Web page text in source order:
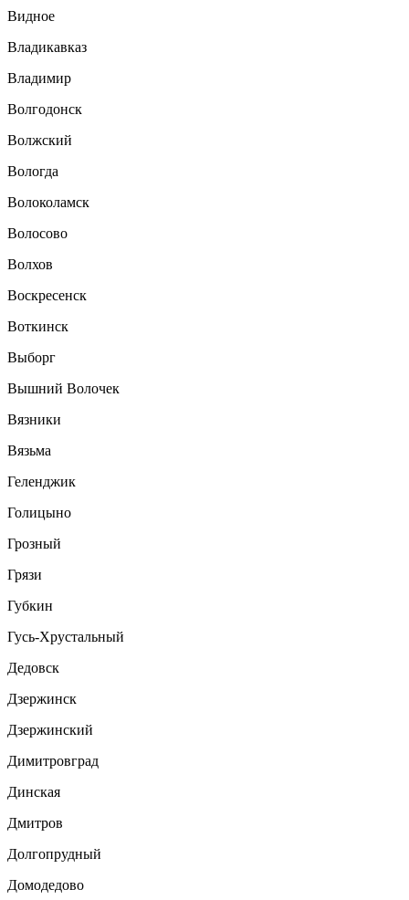
Видное
Владикавказ
Владимир
Волгодонск
Волжский
Вологда
Волоколамск
Волосово
Волхов
Воскресенск
Воткинск
Выборг
Вышний Волочек
Вязники
Вязьма
Геленджик
Голицыно
Грозный
Грязи
Губкин
Гусь-Хрустальный
Дедовск
Дзержинск
Дзержинский
Димитровград
Динская
Дмитров
Долгопрудный
Домодедово